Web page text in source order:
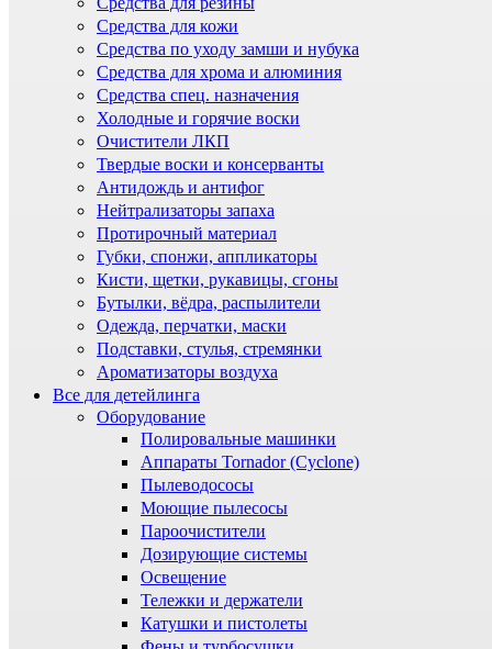
Средства для кожи
Средства по уходу замши и нубука
Средства для хрома и алюминия
Средства спец. назначения
Холодные и горячие воски
Очистители ЛКП
Твердые воски и консерванты
Антидождь и антифог
Нейтрализаторы запаха
Протирочный материал
Губки, спонжи, аппликаторы
Кисти, щетки, рукавицы, сгоны
Бутылки, вёдра, распылители
Одежда, перчатки, маски
Подставки, стулья, стремянки
Ароматизаторы воздуха
Все для детейлинга
Оборудование
Полировальные машинки
Аппараты Tornador (Cyclone)
Пылеводососы
Моющие пылесосы
Пароочистители
Дозирующие системы
Освещение
Тележки и держатели
Катушки и пистолеты